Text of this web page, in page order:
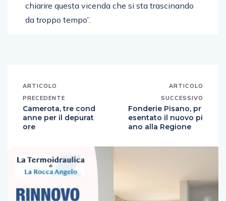
chiarire questa vicenda che si sta trascinando
da troppo tempo”.
ARTICOLO
PRECEDENTE
Camerota, tre cond
anne per il depurat
ore
ARTICOLO
SUCCESSIVO
Fonderie Pisano, pr
esentato il nuovo pi
ano alla Regione